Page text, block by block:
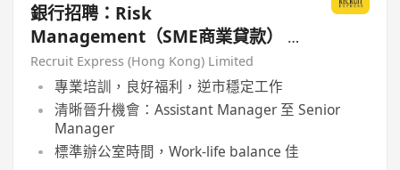
銀行招聘：Risk
Management（SME商業貸款） –
Assistant Manager / Manager級
Recruit Express (Hong Kong) Limited
專業培訓，良好福利，逆市穩定工作
清晰晉升機會：Assistant Manager 至 Senior
Manager
標準辦公室時間，Work-life balance 佳